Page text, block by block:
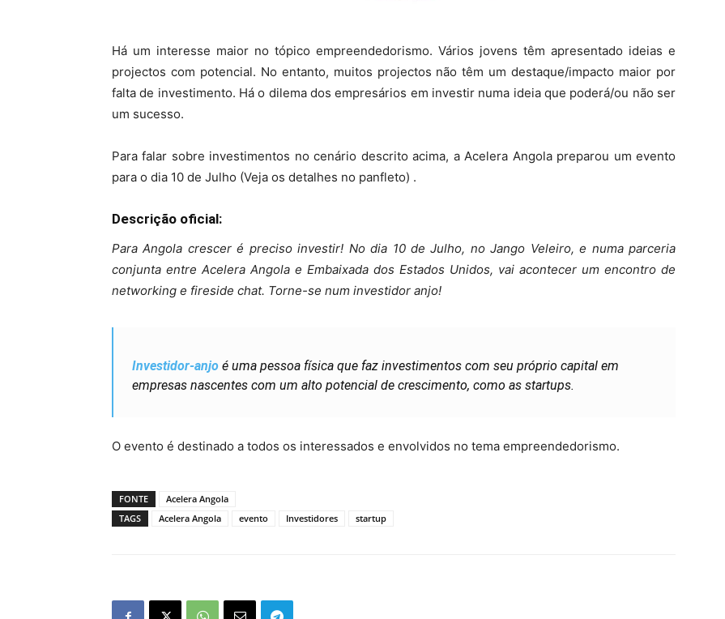
Há um interesse maior no tópico empreendedorismo. Vários jovens têm apresentado ideias e
projectos com potencial. No entanto, muitos projectos não têm um destaque/impacto maior por
falta de investimento. Há o dilema dos empresários em investir numa ideia que poderá/ou não ser
um sucesso.
Para falar sobre investimentos no cenário descrito acima, a Acelera Angola preparou um evento
para o dia 10 de Julho (Veja os detalhes no panfleto) .
Descrição oficial:
Para Angola crescer é preciso investir! No dia 10 de Julho, no Jango Veleiro, e numa parceria
conjunta entre Acelera Angola e Embaixada dos Estados Unidos, vai acontecer um encontro de
networking e fireside chat. Torne-se num investidor anjo!
Investidor-anjo é uma pessoa física que faz investimentos com seu próprio capital em
empresas nascentes com um alto potencial de crescimento, como as startups.
O evento é destinado a todos os interessados e envolvidos no tema empreendedorismo.
FONTE
Acelera Angola
TAGS
Acelera Angola evento Investidores startup